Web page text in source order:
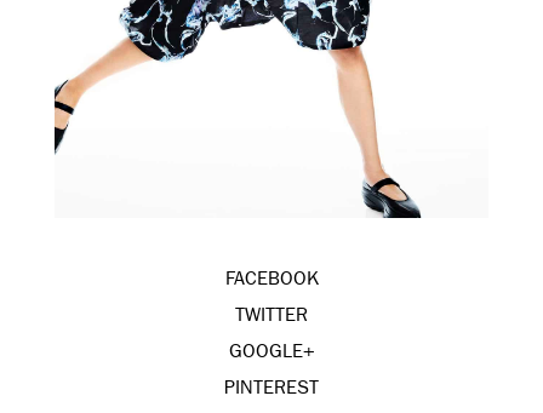
FACEBOOK
TWITTER
GOOGLE+
PINTEREST